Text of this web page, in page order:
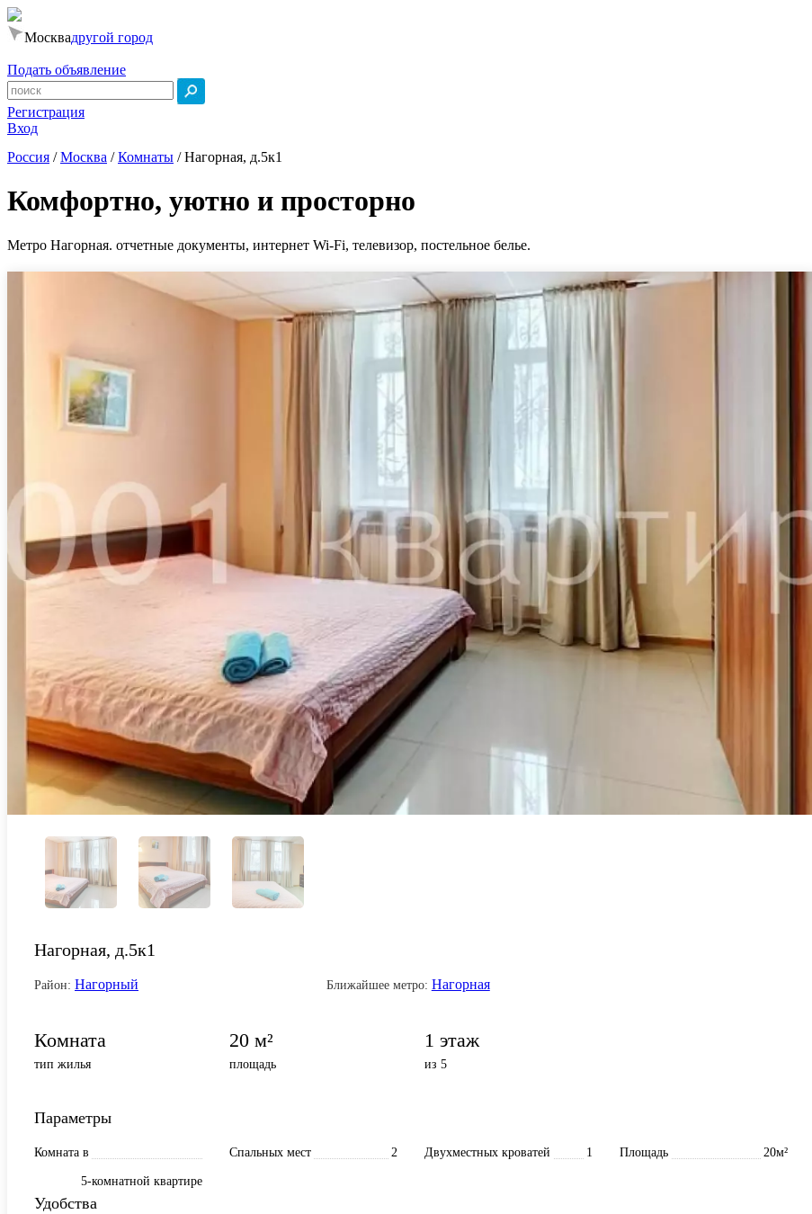
Москвадругой город
Подать объявление
Регистрация
Вход
Россия /Москва /Комнаты /Нагорная, д.5к1
Комфортно, уютно и просторно
Метро Нагорная. отчетные документы, интернет Wi-Fi, телевизор, постельное белье.
Нагорная, д.5к1
Район: Нагорный Ближайшее метро: Нагорная
Комната
тип жилья
20 м²
площадь
1 этаж
из 5
Параметры
Комната в
5-комнатной квартире
Спальных мест 2 Двухместных кроватей 1 Площадь 20м²
Удобства